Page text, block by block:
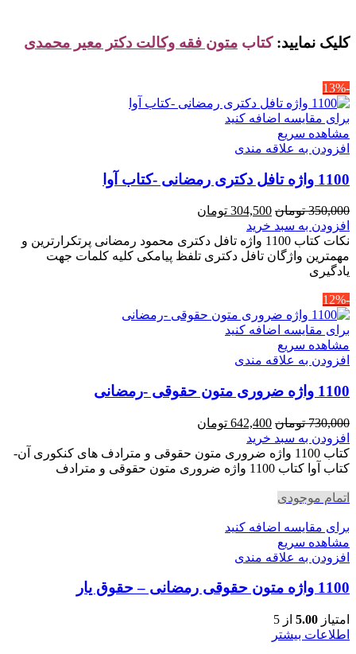
کلیک نمایید: کتاب متون فقه وکالت دکتر معیر محمدی
-13%
برای مقایسه اضافه کنید
مشاهده سریع
افزودن به علاقه مندی
1100 واژه تافل دکتری رمضانی -کتاب آوا
350,000 تومان قیمت
اصلی
350,000 تومان
بود.
304,500 تومان
304,500 تومان
است.
افزودن به سبد خرید
نکات کتاب 1100 واژه تافل دکتری محمود رمضانی پرتکرارترین و
مهمترین واژگان تافل دکتری تلفظ پیامکی کلیه کلمات جهت
یادگیری
-12%
برای مقایسه اضافه کنید
مشاهده سریع
افزودن به علاقه مندی
1100 واژه ضروری متون حقوقی -رمضانی
730,000 تومان قیمت
اصلی
730,000 تومان
بود.
642,400 تومان
642,400 تومان
است.
افزودن به سبد خرید
کتاب 1100 واژه ضروری متون حقوقی و مترادف های کنکوری آن-
کتاب آوا کتاب 1100 واژه ضروری متون حقوقی و مترادف
اتمام موجودی
برای مقایسه اضافه کنید
مشاهده سریع
افزودن به علاقه مندی
1100 واژه متون حقوقی رمضانی – حقوق یار
امتیاز 5.00 از 5
اطلاعات بیشتر